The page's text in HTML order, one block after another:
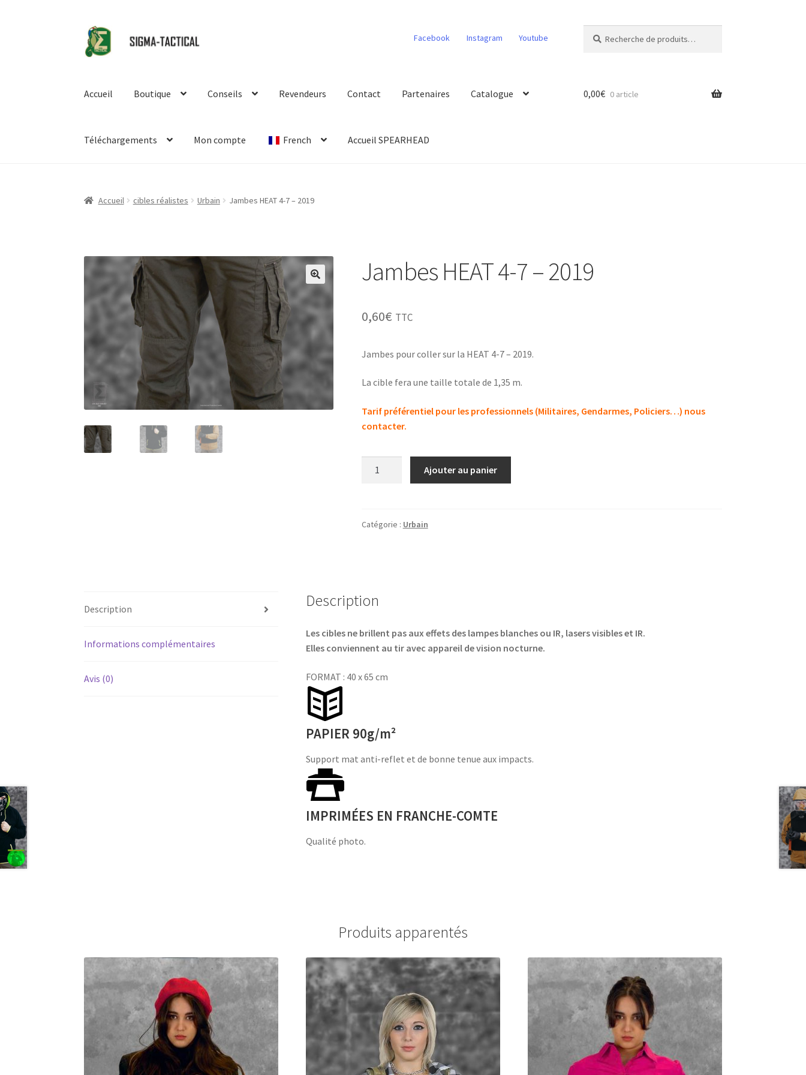
Aller
à
la
Aller
au
contenu
Facebook Instagram Youtube
pour :
Accueil Boutique Conseils Revendeurs Contact Partenaires Catalogue
Téléchargements Mon compte French Accueil SPEARHEAD
0,00€ 0 article
Accueil cibles réalistes Urbain Jambes HEAT 4-7 – 2019
Jambes HEAT 4-7 – 2019
0,60€ TTC
Jambes pour coller sur la HEAT 4-7 – 2019.
La cible fera une taille totale de 1,35 m.
Tarif préférentiel pour les professionnels (Militaires, Gendarmes, Policiers…) nous
contacter.
4-
Ajouter au panier
Catégorie : Urbain
Description
Informations complémentaires
Avis (0)
Description
Les cibles ne brillent pas aux effets des lampes blanches ou IR, lasers visibles et IR.
Elles conviennent au tir avec appareil de vision nocturne.
FORMAT : 40 x 65 cm
PAPIER 90g/m²
Support mat anti-reflet et de bonne tenue aux impacts.
IMPRIMÉES EN FRANCHE-COMTE
Qualité photo.
Produits apparentés